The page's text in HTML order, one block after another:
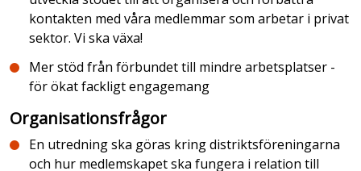
kontakten med våra medlemmar som arbetar i privat
sektor. Vi ska växa!
Mer stöd från förbundet till mindre arbetsplatser -
för ökat fackligt engagemang
Organisationsfrågor
En utredning ska göras kring distriktsföreningarna
och hur medlemskapet ska fungera i relation till